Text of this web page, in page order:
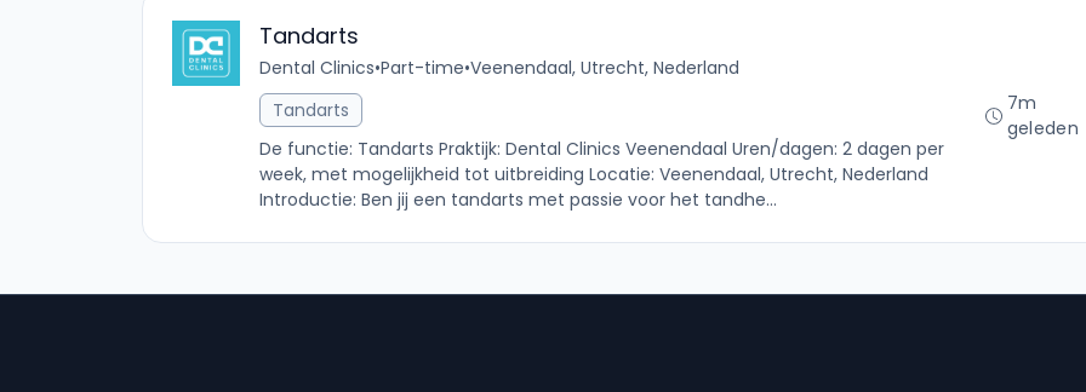
Tandarts
Dental Clinics•Part-time•Veenendaal, Utrecht, Nederland
Tandarts
De functie: Tandarts Praktijk: Dental Clinics Veenendaal Uren/dagen: 2 dagen per
week, met mogelijkheid tot uitbreiding Locatie: Veenendaal, Utrecht, Nederland
Introductie: Ben jij een tandarts met passie voor het tandhe...
7m
geleden